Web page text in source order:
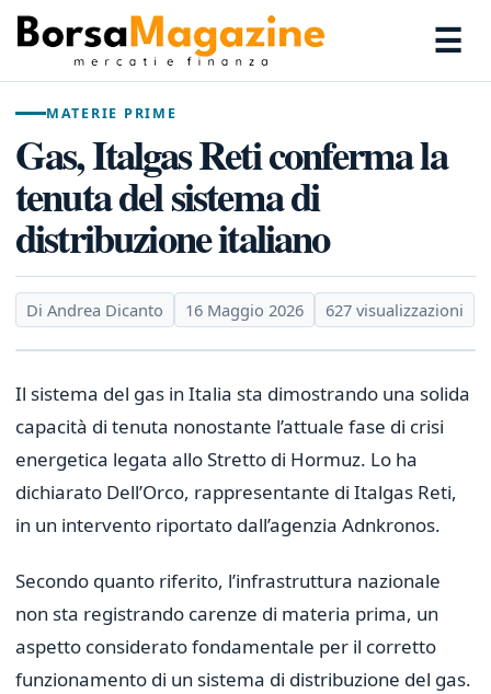
☰
MATERIE PRIME
Gas, Italgas Reti conferma la
tenuta del sistema di
distribuzione italiano
Di Andrea Dicanto 16 Maggio 2026 627 visualizzazioni
Il sistema del gas in Italia sta dimostrando una solida
capacità di tenuta nonostante l’attuale fase di crisi
energetica legata allo Stretto di Hormuz. Lo ha
dichiarato Dell’Orco, rappresentante di Italgas Reti,
in un intervento riportato dall’agenzia Adnkronos.
Secondo quanto riferito, l’infrastruttura nazionale
non sta registrando carenze di materia prima, un
aspetto considerato fondamentale per il corretto
funzionamento di un sistema di distribuzione del gas.